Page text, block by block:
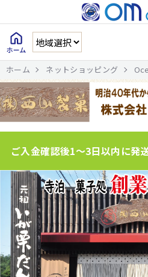
ホーム ネットショッピング
ご入金確認後1～3日以内に発